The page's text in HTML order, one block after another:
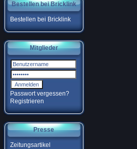
Bestellen bei Bricklink
Bestellen bei Bricklink
Mitglieder
Passwort vergessen?
Registrieren
Presse
Zeitungsartikel